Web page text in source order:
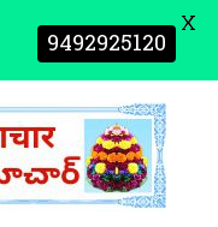
9492925120 X